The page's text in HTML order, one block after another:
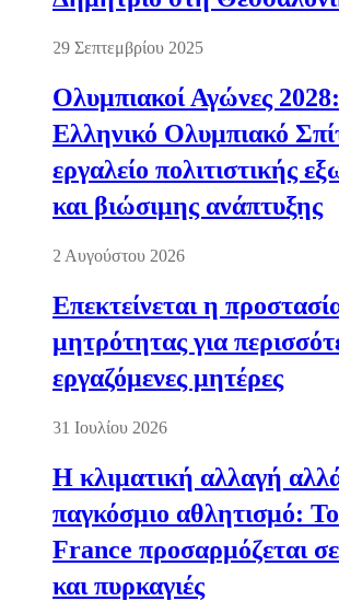
29 Σεπτεμβρίου 2025
Ολυμπιακοί Αγώνες
Ελληνικό Ολυμπιακό
εργαλείο πολιτιστικής
και βιώσιμης ανάπτυξης
2 Αυγούστου 2026
Επεκτείνεται η
μητρότητας για
εργαζόμενες μητέρες
31 Ιουλίου 2026
Η κλιματική αλλαγή
παγκόσμιο αθλητισμό:
France προσαρμόζεται
και πυρκαγιές